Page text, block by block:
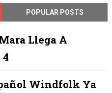
POPULAR POSTS
Llega A
Windfolk Ya